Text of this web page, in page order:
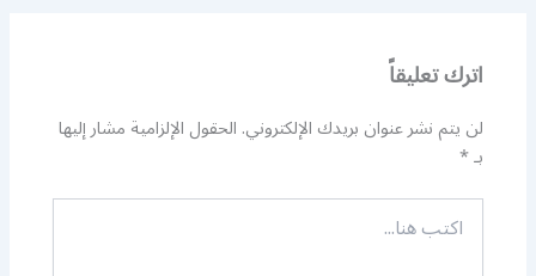
اترك تعليقاً
لن يتم نشر عنوان بريدك الإلكتروني.الحقول الإلزامية مشار إليها
بـ*
اكتب
هنا...